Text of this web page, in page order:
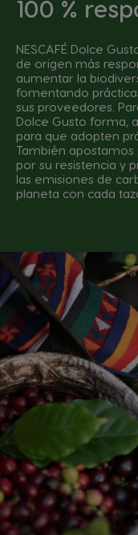
100 %
NESCAFÉ Dolce
de origen más
aumentar la
fomentando
sus proveedores.
Dolce Gusto forma,
para que adopten
También
por su resistencia y
las emisiones de
planeta con cada